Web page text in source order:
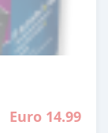
Euro 14.99